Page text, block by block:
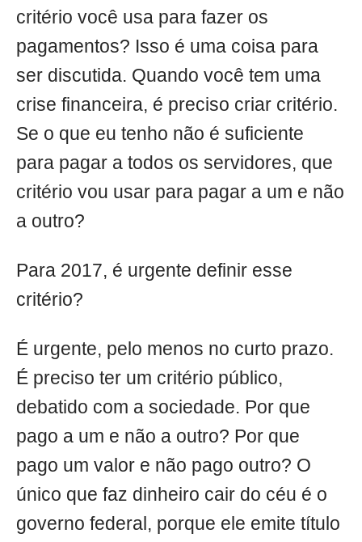
critério você usa para fazer os
pagamentos? Isso é uma coisa para
ser discutida. Quando você tem uma
crise financeira, é preciso criar critério.
Se o que eu tenho não é suficiente
para pagar a todos os servidores, que
critério vou usar para pagar a um e não
a outro?
Para 2017, é urgente definir esse
critério?
É urgente, pelo menos no curto prazo.
É preciso ter um critério público,
debatido com a sociedade. Por que
pago a um e não a outro? Por que
pago um valor e não pago outro? O
único que faz dinheiro cair do céu é o
governo federal, porque ele emite título